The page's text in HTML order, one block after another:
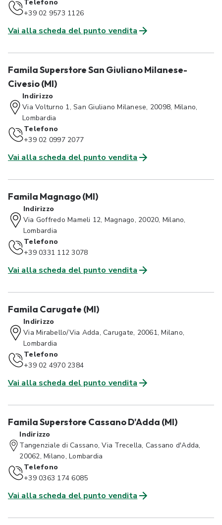
Telefono
+39 02 9573 1126
Vai alla scheda del punto vendita
Famila Superstore San Giuliano Milanese-
Civesio (MI)
Indirizzo
Via Volturno 1, San Giuliano Milanese, 20098, Milano,
Lombardia
Telefono
+39 02 0997 2077
Vai alla scheda del punto vendita
Famila Magnago (MI)
Indirizzo
Via Goffredo Mameli 12, Magnago, 20020, Milano,
Lombardia
Telefono
+39 0331 112 3078
Vai alla scheda del punto vendita
Famila Carugate (MI)
Indirizzo
Via Mirabello/Via Adda, Carugate, 20061, Milano,
Lombardia
Telefono
+39 02 4970 2384
Vai alla scheda del punto vendita
Famila Superstore Cassano D'Adda (MI)
Indirizzo
Tangenziale di Cassano, Via Trecella, Cassano d'Adda,
20062, Milano, Lombardia
Telefono
+39 0363 174 6085
Vai alla scheda del punto vendita